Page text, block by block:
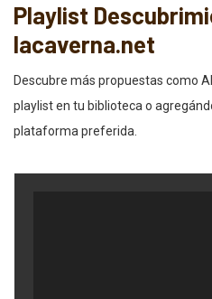
Playlist
lacaverna.net
Descubre más propuestas como
playlist en tu biblioteca o
plataforma preferida.